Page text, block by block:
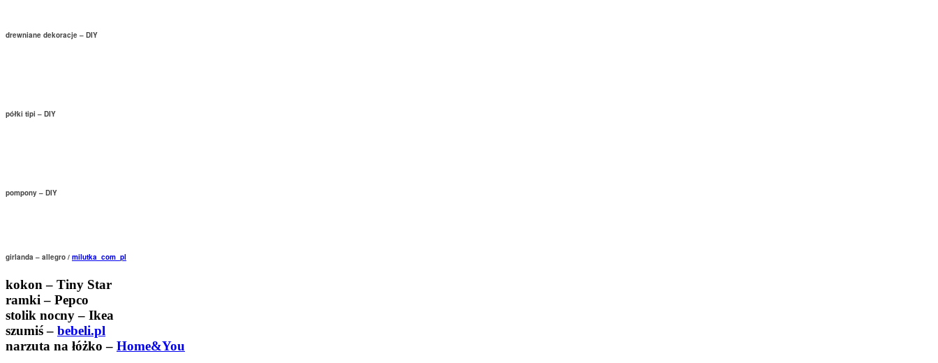
drewniane dekoracje – DIY
półki tipi – DIY
pompony – DIY
girlanda – allegro / milutka_com_pl
kokon – Tiny Star
ramki – Pepco
stolik nocny – Ikea
szumiś – bebeli.pl
narzuta na łóżko – Home&You